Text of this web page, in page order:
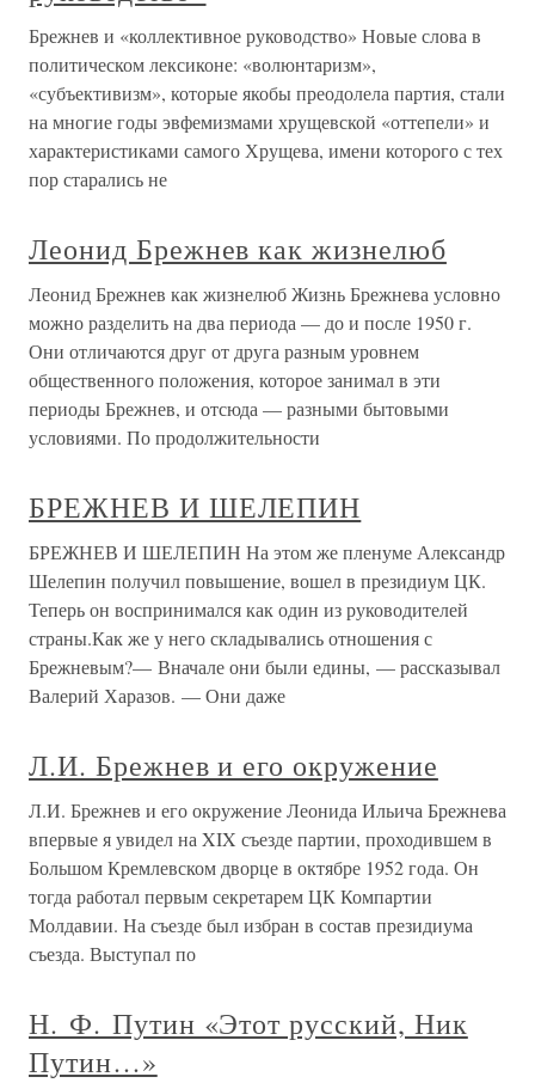
Брежнев и «коллективное руководство» Новые слова в
политическом лексиконе: «волюнтаризм»,
«субъективизм», которые якобы преодолела партия, стали
на многие годы эвфемизмами хрущевской «оттепели» и
характеристиками самого Хрущева, имени которого с тех
пор старались не
Леонид Брежнев как жизнелюб
Леонид Брежнев как жизнелюб Жизнь Брежнева условно
можно разделить на два периода — до и после 1950 г.
Они отличаются друг от друга разным уровнем
общественного положения, которое занимал в эти
периоды Брежнев, и отсюда — разными бытовыми
условиями. По продолжительности
БРЕЖНЕВ И ШЕЛЕПИН
БРЕЖНЕВ И ШЕЛЕПИН На этом же пленуме Александр
Шелепин получил повышение, вошел в президиум ЦК.
Теперь он воспринимался как один из руководителей
страны.Как же у него складывались отношения с
Брежневым?— Вначале они были едины, — рассказывал
Валерий Харазов. — Они даже
Л.И. Брежнев и его окружение
Л.И. Брежнев и его окружение Леонида Ильича Брежнева
впервые я увидел на XIX съезде партии, проходившем в
Большом Кремлевском дворце в октябре 1952 года. Он
тогда работал первым секретарем ЦК Компартии
Молдавии. На съезде был избран в состав президиума
съезда. Выступал по
Н. Ф. Путин «Этот русский, Ник
Путин…»